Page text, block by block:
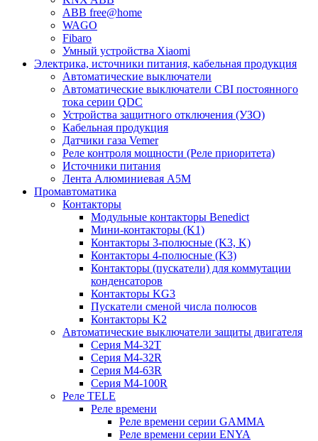
ABB free@home
WAGO
Fibaro
Умный устройства Xiaomi
Электрика, источники питания, кабельная продукция
Автоматические выключатели
Автоматические выключатели CBI постоянного
тока серии QDC
Устройства защитного отключения (УЗО)
Кабельная продукция
Датчики газа Vemer
Реле контроля мощности (Реле приоритета)
Источники питания
Лента Алюминиевая А5М
Промавтоматика
Контакторы
Модульные контакторы Benedict
Мини-контакторы (K1)
Контакторы 3-полюсные (K3, K)
Контакторы 4-полюсные (K3)
Контакторы (пускатели) для коммутации
конденсаторов
Контакторы KG3
Пускатели сменой числа полюсов
Контакторы K2
Автоматические выключатели защиты двигателя
Серия M4-32T
Серия M4-32R
Серия M4-63R
Серия M4-100R
Реле TELE
Реле времени
Реле времени серии GAMMA
Реле времени серии ENYA